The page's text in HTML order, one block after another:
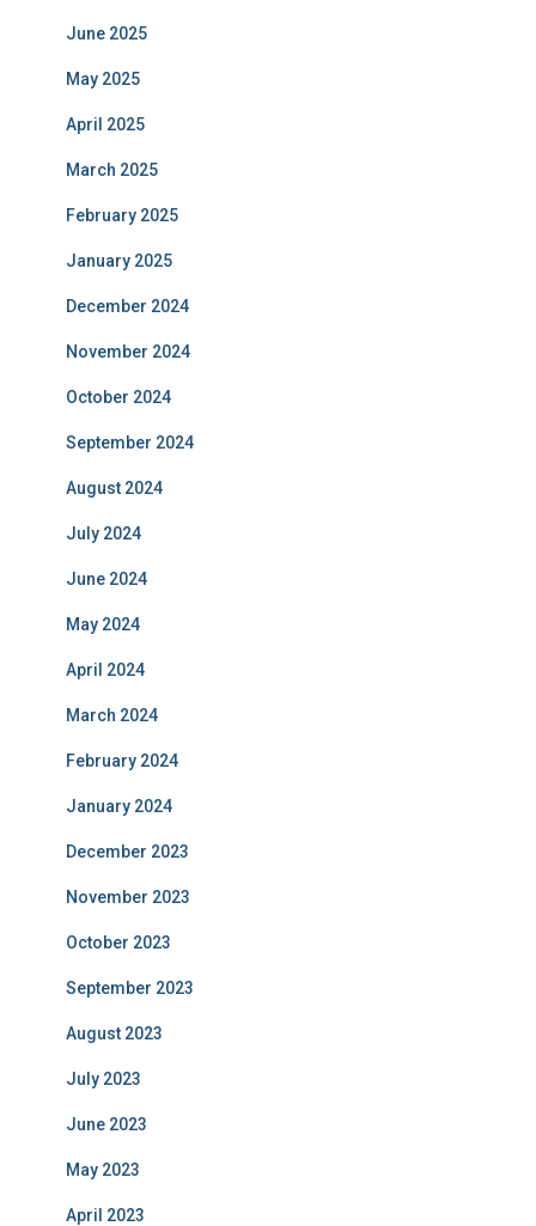
June 2025
May 2025
April 2025
March 2025
February 2025
January 2025
December 2024
November 2024
October 2024
September 2024
August 2024
July 2024
June 2024
May 2024
April 2024
March 2024
February 2024
January 2024
December 2023
November 2023
October 2023
September 2023
August 2023
July 2023
June 2023
May 2023
April 2023